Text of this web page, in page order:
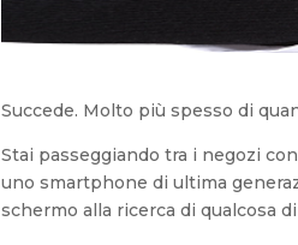
Succede. Molto più spesso di
Stai passeggiando tra i negozi
uno smartphone di ultima
schermo alla ricerca di qualcosa